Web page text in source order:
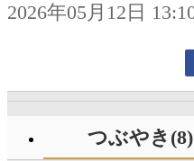
2026年05月12日
つぶやき(8)